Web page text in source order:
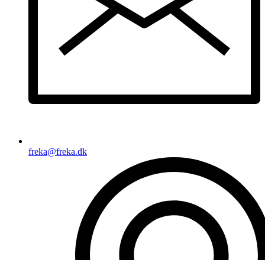
freka@freka.dk